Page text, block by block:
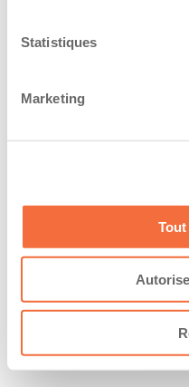
Statistiques
Marketing